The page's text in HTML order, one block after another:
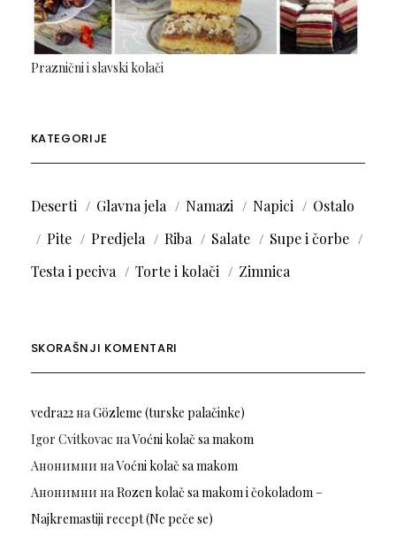
Praznični i slavski kolači
KATEGORIJE
Deserti Glavna jela Namazi Napici
Ostalo
Pite
Predjela Riba Salate
Supe i čorbe
Testa i peciva
Torte i kolači Zimnica
SKORAŠNJI KOMENTARI
vedra22наGözleme (turske palačinke)
Igor Cvitkovac наVoćni kolač sa makom
Анонимни наVoćni kolač sa makom
Анонимни наRozen kolač sa makom i čokoladom –
Najkremastiji recept (Ne peče se)